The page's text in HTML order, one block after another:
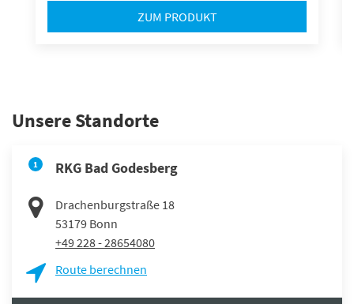
ZUM PRODUKT
Unsere Standorte
1 RKG Bad Godesberg
Drachenburgstraße 18
53179 Bonn
+49 228 - 28654080
Route berechnen